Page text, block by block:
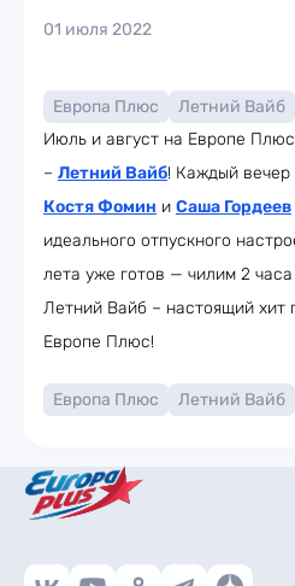
01 июля 2022
Европа Плюс
Летний Вайб
Июль и август на Европе
– Летний Вайб! Каждый вечер
Костя Фомин и Саша Гордеев
идеального отпускного
лета уже готов — чилим 2
Летний Вайб – настоящий хит
Европе Плюс!
Европа Плюс Летний Вайб